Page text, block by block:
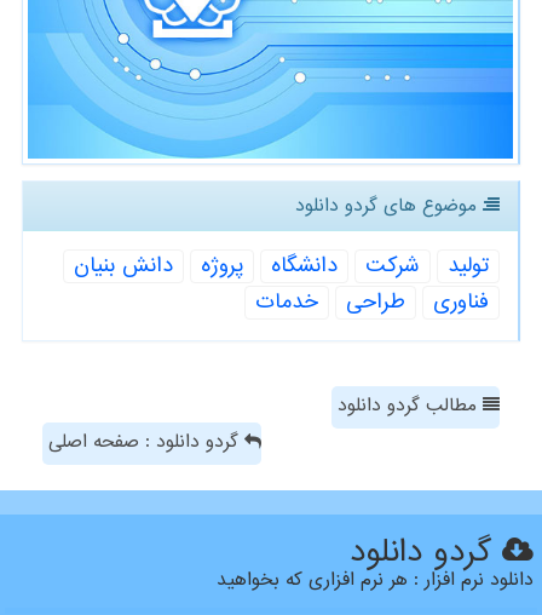
موضوع های گردو دانلود
تولید شركت دانشگاه پروژه
دانش بنیان
فناوری
طراحی خدمات
مطالب گردو دانلود
گردو دانلود : صفحه اصلی
گردو دانلود
دانلود نرم افزار : هر نرم افزاری که بخواهید